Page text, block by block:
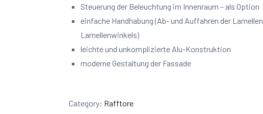
Steuerung der Beleuchtung im Innenraum – als Option
einfache Handhabung (Ab- und Auffahren der
Lamellenwinkels)
leichte und unkomplizierte Alu-Konstruktion
moderne Gestaltung der Fassade
Category: Rafftore